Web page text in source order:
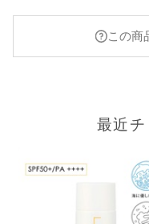
この商
最近